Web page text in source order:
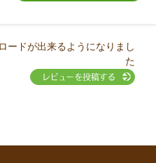
ードが出来るようになりまし
た